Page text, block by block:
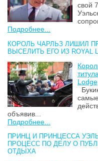
свой
Подробнее...
КОРОЛЬ ЧАРЛЬЗ ЛИШИЛ
ВЫСЕЛИТЬ ЕГО ИЗ ROYAL
Lodge
объявив...
Подробнее...
ПРИНЦ И ПРИНЦЕССА
ПРОЦЕСС ПО ДЕЛУ О
ОТДЫХА